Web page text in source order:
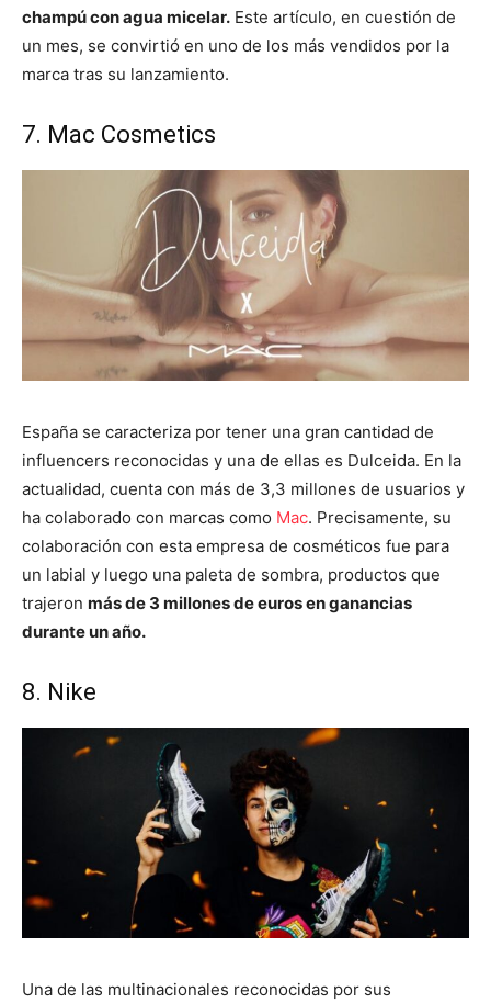
champú con agua micelar. Este artículo, en cuestión de
un mes, se convirtió en uno de los más vendidos por la
marca tras su lanzamiento.
7. Mac Cosmetics
España se caracteriza por tener una gran cantidad de
influencers reconocidas y una de ellas es Dulceida. En la
actualidad, cuenta con más de 3,3 millones de usuarios y
ha colaborado con marcas como Mac. Precisamente, su
colaboración con esta empresa de cosméticos fue para
un labial y luego una paleta de sombra, productos que
trajeron más de 3 millones de euros en ganancias
durante un año.
8. Nike
Una de las multinacionales reconocidas por sus